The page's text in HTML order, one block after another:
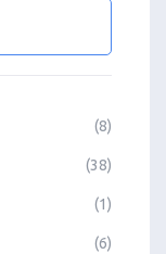
(8)
(38)
(1)
(6)